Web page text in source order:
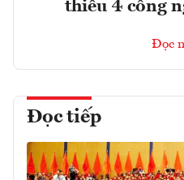
thiểu 4 công
Đọc
Đọc tiếp